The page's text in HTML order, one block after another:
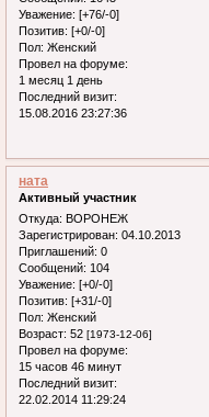
Уважение: [+76/-0]
Позитив: [+0/-0]
Пол: Женский
Провел на форуме:
1 месяц 1 день
Последний визит:
15.08.2016 23:27:36
ната
Активный участник
Откуда: ВОРОНЕЖ
Зарегистрирован: 04.10.2013
Приглашений: 0
Сообщений: 104
Уважение: [+0/-0]
Позитив: [+31/-0]
Пол: Женский
Возраст: 52 [1973-12-06]
Провел на форуме:
15 часов 46 минут
Последний визит:
22.02.2014 11:29:24